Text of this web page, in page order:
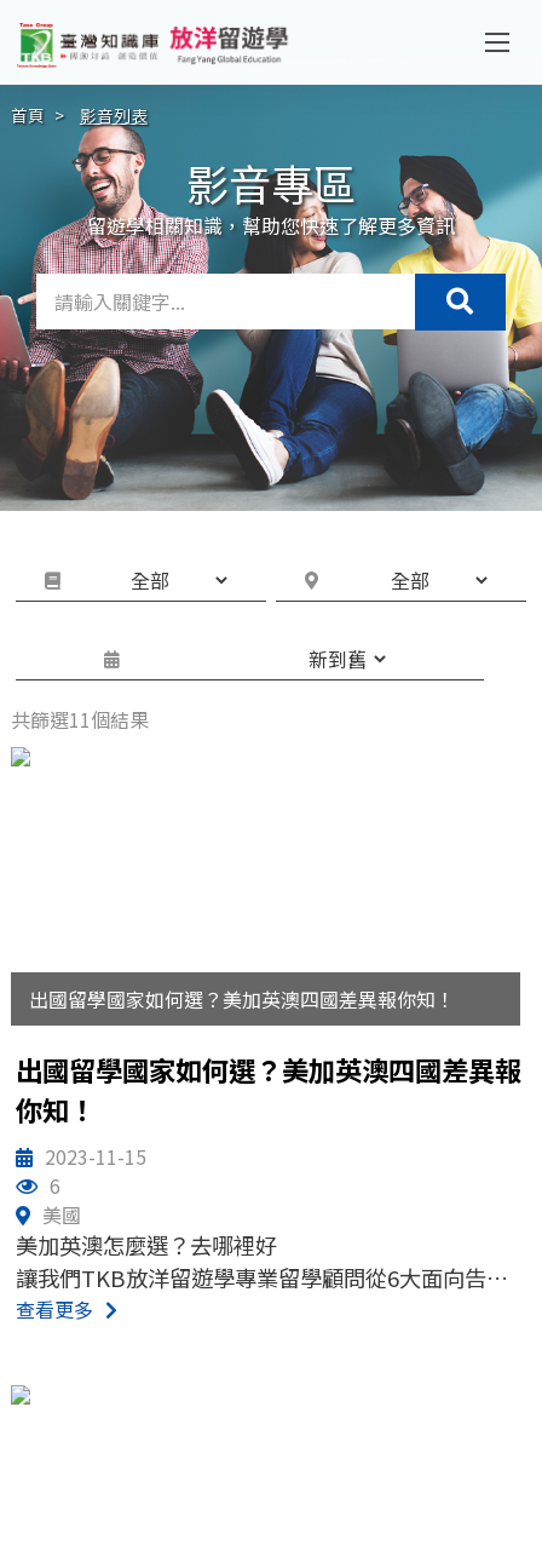
首頁 > 影音列表
影音專區
留遊學相關知識，幫助您快速了解更多資訊
共篩選11個結果
出國留學國家如何選？美加英澳四國差異報你知！
出國留學國家如何選？美加英澳四國差異報
你知！
2023-11-15
6
美國
美加英澳怎麼選？去哪裡好
讓我們TKB放洋留遊學專業留學顧問從6大面向告訴
你：
• 生活費
查看更多